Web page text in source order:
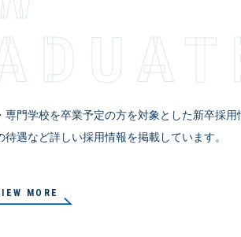
専門学校を卒業予定の方を対象とした新卒採用
待遇など詳しい採用情報を掲載しています。
MORE